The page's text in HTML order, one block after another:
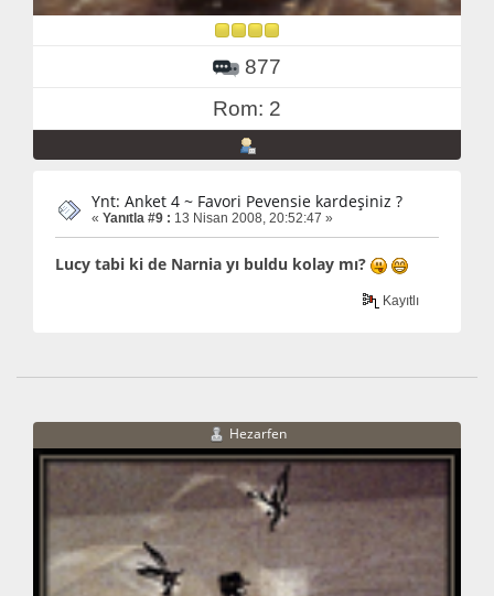
877
Rom: 2
Ynt: Anket 4 ~ Favori Pevensie kardeşiniz ?
« Yanıtla #9 : 13 Nisan 2008, 20:52:47 »
Lucy tabi ki de Narnia yı buldu kolay mı?
Kayıtlı
Hezarfen